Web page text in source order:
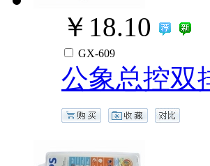
￥18.10
GX-609
公象总控双